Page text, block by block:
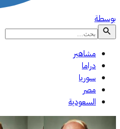
بوسطة
مشاهير
دراما
سوريا
مصر
السعودية